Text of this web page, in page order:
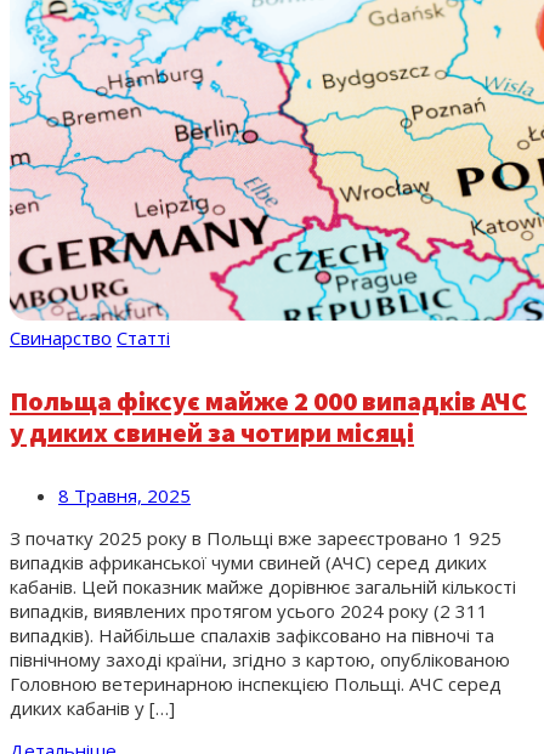
Свинарство Статті
Польща фіксує майже 2 000 випадків АЧС
у диких свиней за чотири місяці
8 Травня, 2025
З початку 2025 року в Польщі вже зареєстровано 1 925
випадків африканської чуми свиней (АЧС) серед диких
кабанів. Цей показник майже дорівнює загальній кількості
випадків, виявлених протягом усього 2024 року (2 311
випадків). Найбільше спалахів зафіксовано на півночі та
північному заході країни, згідно з картою, опублікованою
Головною ветеринарною інспекцією Польщі. АЧС серед
диких кабанів у […]